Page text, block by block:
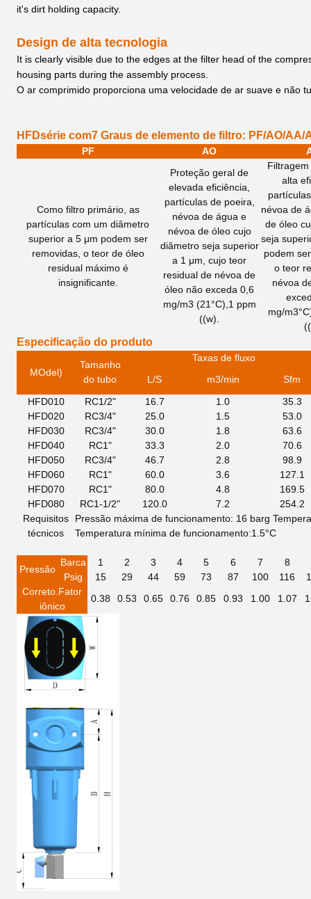
it's dirt holding capacity.
Design de alta tecnologia
It is clearly visible due to the edges at the filter head of the
housing parts during the assembly process.
O ar comprimido proporciona uma velocidade de ar suave e não
H FDsérie com7 Graus de elemento de filtro: PF/AO/AA/
PF AO
Como filtro primário, as
partículas com um diâmetro
superior a 5 μm podem ser
removidas, o teor de óleo
residual máximo é
insignificante.
Proteção geral de
elevada eficiência,
partículas de poeira,
névoa de água e
névoa de óleo cujo
diâmetro seja superior
a 1 μm, cujo teor
residual de névoa de
óleo não exceda 0,6
mg/m3 (21 °C) ,1 ppm
((w).
alta
névoa de
de óleo
seja
podem
o teor
névoa
mg/m3°C
Especificação do produto
MOdel)
Tamanho
do tubo
Taxas de fluxo
L/S
m3/min
Sfm
HFD010
RC1/2" 16.7 1.0
35.3
HFD020
RC3/4" 25.0 1.5
53.0
HFD030
RC3/4" 30.0 1.8
63.6
HFD040
RC1" 33.3 2.0
70.6
HFD050
RC3/4" 46.7 2.8
98.9
HFD060
RC1" 60.0 3.6
127.1
HFD070
RC1" 80.0 4.8
169.5
HFD080
RC1-1/2" 120.0 7.2
254.2
Requisitos
técnicos
Pressão máxima de funcionamento: 16 barg
Temperatura mínima de funcionamento:1.5°C
Pressão
Barca 1 2 3 4 5 6 7
8
Psig 15 29 44 59 73 87 100 116
Correto. Fator
iônico
0.38 0.53 0.65 0.76 0.85 0.93 1.00 1.07